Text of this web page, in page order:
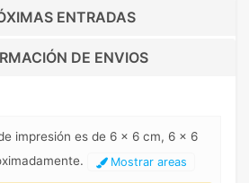
ENTRADAS
DE ENVIOS
impresión es de 6 x 6 cm, 6 x 6
Mostrar areas